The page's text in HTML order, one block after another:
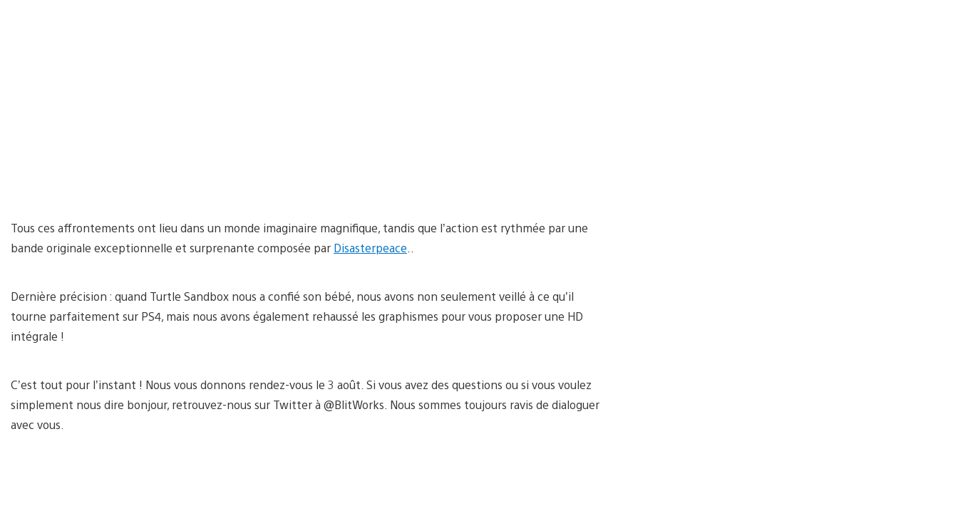
Tous ces affrontements ont lieu dans un monde imaginaire magnifique, tandis que l’action est rythmée par une
bande originale exceptionnelle et surprenante composée par Disasterpeace
Dernière précision : quand Turtle Sandbox nous a confié son bébé, nous avons non seulement veillé à ce qu’il
tourne parfaitement sur PS4, mais nous avons également rehaussé les graphismes pour vous proposer une HD
intégrale !
C’est tout pour l’instant ! Nous vous donnons rendez-vous le 3 août. Si vous avez des questions ou si vous voulez
simplement nous dire bonjour, retrouvez-nous sur Twitter à @BlitWorks. Nous sommes toujours ravis de dialoguer
avec vous.